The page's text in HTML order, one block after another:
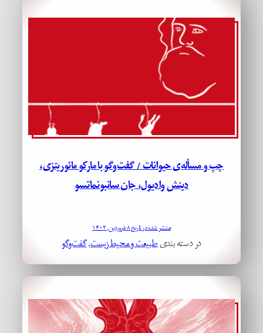
چپ و مسأله‌ی حیوانات / گفت‌وگو با مارکو مائوریتزی،
دینش وادیول، جان سانبونماتسو
منتشر شده در تاریخ ۸ فروردین, ۱۴۰۲
در دسته بندیطبیعت و محیط زیست, گفت‌وگو